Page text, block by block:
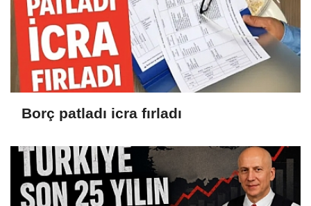
Borç patladı icra fırladı